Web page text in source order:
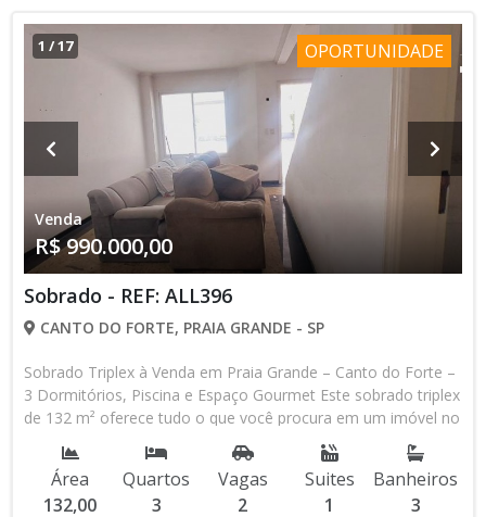
Conta com 2 vagas de garagem, sendo 1 coberta. Condições
de pagamento: ✅ À vista ✅ Financiamento bancário
Referência: ALL1225 Agende sua visita e venha conhecer seu
novo lar, através do WhatsApp (13) 98145-4443 . Venha
conhecer a nossa loja que está localizada na Av. Pres. Castelo
Branco, n° 388 Canto do Forte - Praia Grande/SP, CEP:
11700-800. Os valores e condições de pagamento sujeito a
alteração sem aviso prévio.*Consulte-nos sobre
disponibilidade do imóvel.*
1 /17 OPORTUNIDADE
Venda
R$ 990.000,00
Sobrado - REF: ALL396
CANTO DO FORTE, PRAIA GRANDE - SP
Sobrado Triplex à Venda em Praia Grande – Canto do Forte –
3 Dormitórios, Piscina e Espaço Gourmet Este sobrado triplex
de 132 m² oferece tudo o que você procura em um imóvel no
litoral. São 3 dormitórios, sendo 1 suíte, 2 vagas de garagem,
piscina e espaço gourmet com churrasqueira para você e sua
família aproveitarem os melhores momentos. Características
do imóvel: - Sobrado triplex de 132 m² no Canto do Forte,
Área
132,00
Quartos
3
Vagas
2
Suites
1
Banheiros
3